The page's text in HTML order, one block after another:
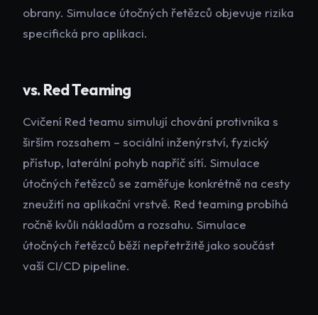
obrany. Simulace útočných řetězců objevuje rizika
specifická pro aplikaci.
vs. Red Teaming
Cvičení Red teamu simulují chování protivníka s
širším rozsahem – sociální inženýrství, fyzický
přístup, laterální pohyb napříč sítí. Simulace
útočných řetězců se zaměřuje konkrétně na cesty
zneužití na aplikační vrstvě. Red teaming probíhá
ročně kvůli nákladům a rozsahu. Simulace
útočných řetězců běží nepřetržitě jako součást
vaší CI/CD pipeline.